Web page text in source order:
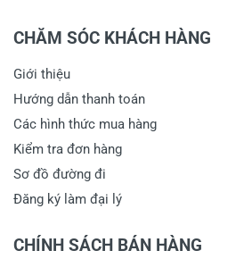
CHĂM SÓC KHÁCH HÀNG
Giới thiệu
Hướng dẫn thanh toán
Các hình thức mua hàng
Kiểm tra đơn hàng
Sơ đồ đường đi
Đăng ký làm đại lý
CHÍNH SÁCH BÁN HÀNG